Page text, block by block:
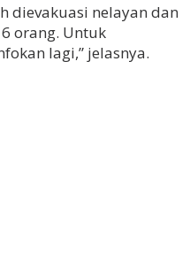
dievakuasi nelayan dan
orang. Untuk
lagi,” jelasnya.